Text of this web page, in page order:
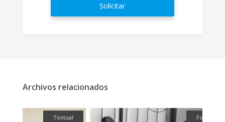
Solicitar
Archivos relacionados
Fotografía